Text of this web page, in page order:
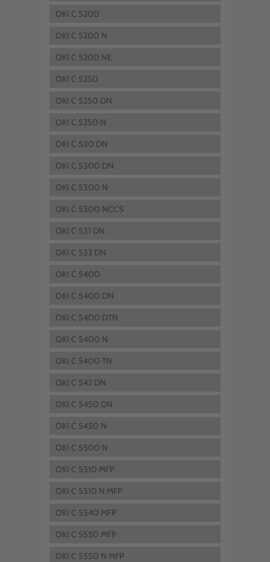
OKI C 5200
OKI C 5200 N
OKI C 5200 NE
OKI C 5250
OKI C 5250 DN
OKI C 5250 N
OKI C 530 DN
OKI C 5300 DN
OKI C 5300 N
OKI C 5300 NCCS
OKI C 531 DN
OKI C 532 DN
OKI C 5400
OKI C 5400 DN
OKI C 5400 DTN
OKI C 5400 N
OKI C 5400 TN
OKI C 542 DN
OKI C 5450 DN
OKI C 5450 N
OKI C 5500 N
OKI C 5510 MFP
OKI C 5510 N MFP
OKI C 5540 MFP
OKI C 5550 MFP
OKI C 5550 N MFP